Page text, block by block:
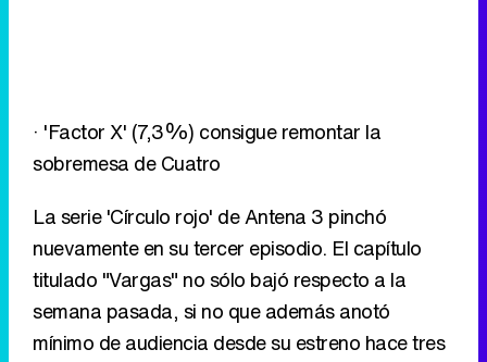
· 'Factor X' (7,3%) consigue remontar la
sobremesa de Cuatro
La serie 'Círculo rojo' de Antena 3 pinchó
nuevamente en su tercer episodio. El capítulo
titulado "Vargas" no sólo bajó respecto a la
semana pasada, si no que además anotó
mínimo de audiencia desde su estreno hace tres